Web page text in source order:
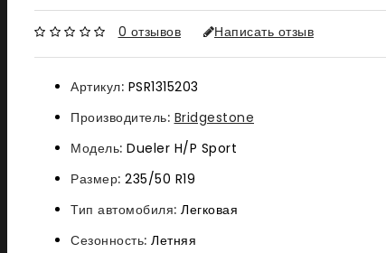
0 отзывов Написать отзыв
Артикул: PSR1315203
Производитель: Bridgestone
Модель: Dueler H/P Sport
Размер: 235/50 R19
Тип автомобиля: Легковая
Сезонность: Летняя